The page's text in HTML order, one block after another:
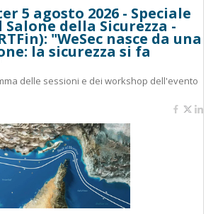
5 agosto 2026 - Speciale
Salone della Sicurezza -
"WeSec nasce da una
la sicurezza si fa
delle sessioni e dei workshop dell'evento